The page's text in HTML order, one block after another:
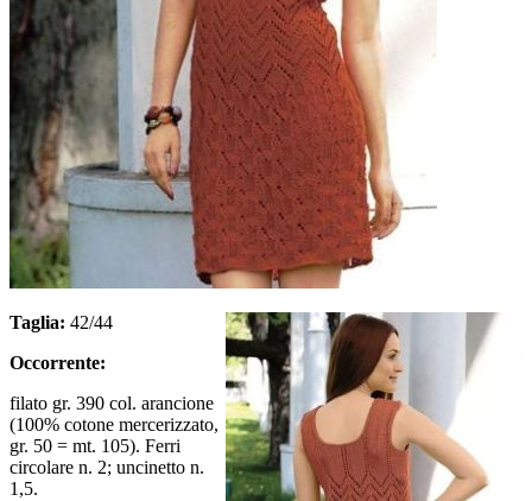
Taglia: 42/44
Occorrente:
filato gr. 390 col. arancione
(100% cotone mercerizzato,
gr. 50 = mt. 105). Ferri
circolare n. 2; uncinetto n.
1,5.